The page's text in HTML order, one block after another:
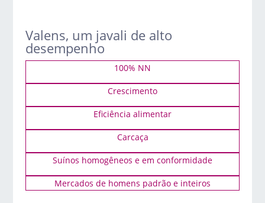
Valens, um javali de alto
desempenho
100% NN
Crescimento
Eficiência alimentar
Carcaça
Suínos homogêneos e em conformidade
Mercados de homens padrão e inteiros